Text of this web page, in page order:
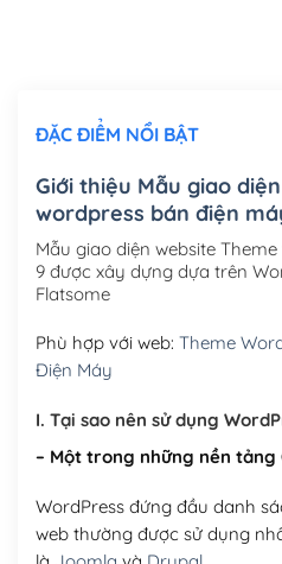
Mua thêm Host + Tên miền
Tên miền quốc tế .com
Tên miền Việt Nam .vn (1
Hosting 2GB SSD (1 năm)
Hosting 5GB SSD (1 năm)
Hosting 8GB SSD (1 năm)
ĐẶC ĐIỂM NỔI BẬT
Giới thiệu Mẫu giao
wordpress bán điện
Mẫu giao diện website
9 được xây dựng dựa trên
Flatsome
Phù hợp với web: Theme
Điện Máy
I. Tại sao nên sử dụng
– Một trong những nền tảng
WordPress đứng đầu danh
web thường được sử dụng